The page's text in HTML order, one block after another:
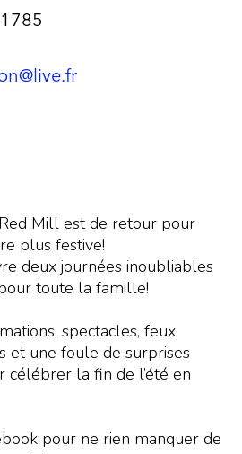
Mill est de retour pour
plus festive!
deux journées inoubliables
toute la famille!
spectacles, feux
et une foule de surprises
célébrer la fin de l’été en
pour ne rien manquer de